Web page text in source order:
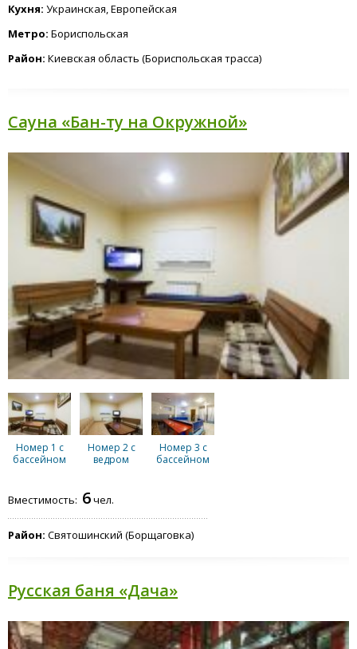
Кухня: Украинская, Европейская
Метро: Бориспольская
Район: Киевская область (Бориспольская трасса)
Сауна «Бан-ту на Окружной»
Номер 1 с
бассейном
Номер 2 с
ведром
Номер 3 с
бассейном
Вместимость: 6чел.
Район: Святошинский (Борщаговка)
Русская баня «Дача»